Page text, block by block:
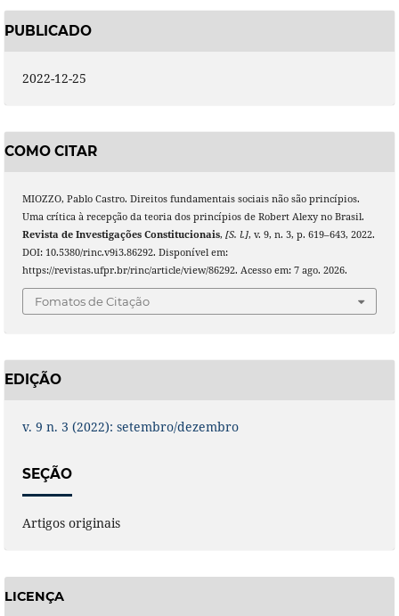
PUBLICADO
2022-12-25
COMO CITAR
MIOZZO, Pablo Castro. Direitos fundamentais sociais não são princípios.
Uma crítica à recepção da teoria dos princípios de Robert Alexy no Brasil.
Revista de Investigações Constitucionais, [S. l.], v. 9, n. 3, p. 619–643, 2022.
DOI: 10.5380/rinc.v9i3.86292. Disponível em:
https://revistas.ufpr.br/rinc/article/view/86292. Acesso em: 7 ago. 2026.
Fomatos de Citação
EDIÇÃO
v. 9 n. 3 (2022): setembro/dezembro
SEÇÃO
Artigos originais
LICENÇA